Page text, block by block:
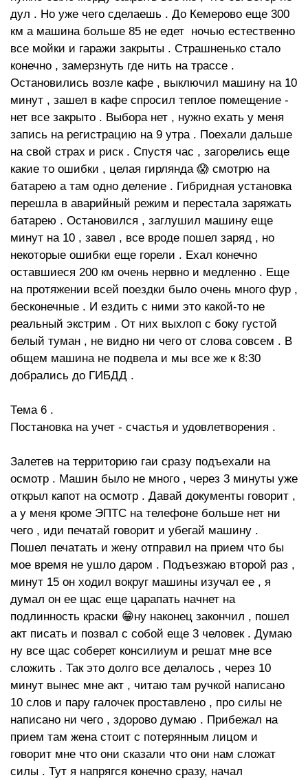
дул . Но уже чего сделаешь . До Кемерово еще 300
км а машина больше 85 не едет ночью естественно
все мойки и гаражи закрыты . Страшненько стало
конечно , замерзнуть где нить на трассе .
Остановились возле кафе , выключил машину на 10
минут , зашел в кафе спросил теплое помещение -
нет все закрыто . Выбора нет , нужно ехать у меня
запись на регистрацию на 9 утра . Поехали дальше
на свой страх и риск . Спустя час , загорелись еще
какие то ошибки , целая гирлянда 😱 смотрю на
батарею а там одно деление . Гибридная установка
перешла в аварийный режим и перестала заряжать
батарею . Остановился , заглушил машину еще
минут на 10 , завел , все вроде пошел заряд , но
некоторые ошибки еще горели . Ехал конечно
оставшиеся 200 км очень нервно и медленно . Еще
на протяжении всей поездки было очень много фур ,
бесконечные . И ездить с ними это какой-то не
реальный экстрим . От них выхлоп с боку густой
белый туман , не видно ни чего от слова совсем . В
общем машина не подвела и мы все же к 8:30
добрались до ГИБДД .
Тема 6 .
Постановка на учет - счастья и удовлетворения .
Залетев на территорию гаи сразу подъехали на
осмотр . Машин было не много , через 3 минуты уже
открыл капот на осмотр . Давай документы говорит ,
а у меня кроме ЭПТС на телефоне больше нет ни
чего , иди печатай говорит и убегай машину .
Пошел печатать и жену отправил на прием что бы
мое время не ушло даром . Подъезжаю второй раз ,
минут 15 он ходил вокруг машины изучал ее , я
думал он ее щас еще царапать начнет на
подлинность краски 😁ну наконец закончил , пошел
акт писать и позвал с собой еще 3 человек . Думаю
ну все щас соберет консилиум и решат мне все
сложить . Так это долго все делалось , через 10
минут вынес мне акт , читаю там ручкой написано
10 слов и пару галочек проставлено , про силы не
написано ни чего , здорово думаю . Прибежал на
прием там жена стоит с потерянным лицом и
говорит мне что они сказали что они нам сложат
силы . Тут я напрягся конечно сразу, начал